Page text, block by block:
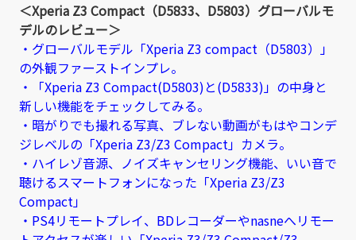
＜Xperia Z3 Compact（D5833、D5803）グローバルモ
デルのレビュー＞
・グローバルモデル「Xperia Z3 compact（D5803）」
の外観ファーストインプレ。
・「Xperia Z3 Compact(D5803)と(D5833)」の中身と
新しい機能をチェックしてみる。
・暗がりでも撮れる写真、ブレない動画がもはやコンデ
ジレベルの「Xperia Z3/Z3 Compact」カメラ。
・ハイレゾ音源、ノイズキャンセリング機能、いい音で
聴けるスマートフォンになった「Xperia Z3/Z3
Compact」
・PS4リモートプレイ、BDレコーダーやnasneへリモー